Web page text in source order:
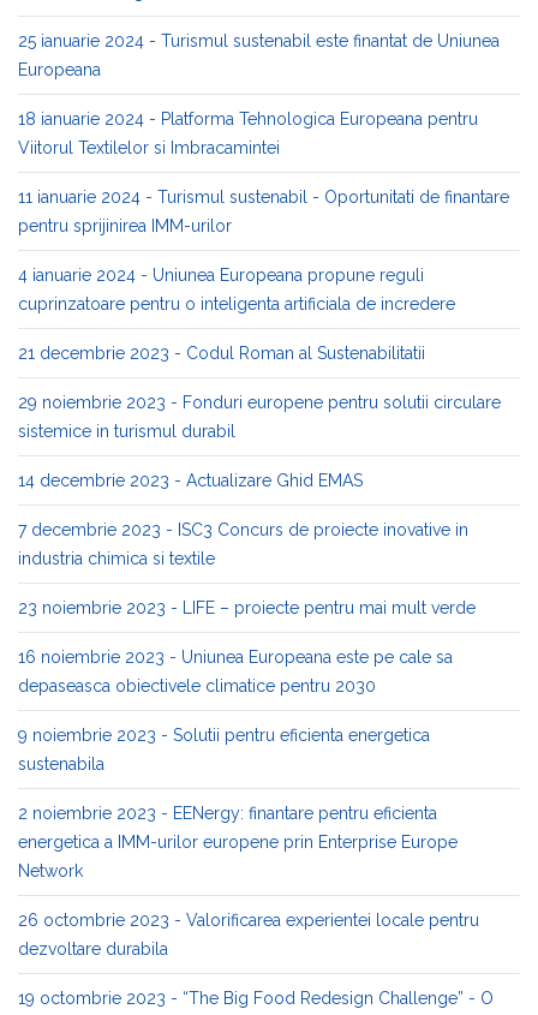
25 ianuarie 2024 - Turismul sustenabil este finantat de Uniunea
Europeana
18 ianuarie 2024 - Platforma Tehnologica Europeana pentru
Viitorul Textilelor si Imbracamintei
11 ianuarie 2024 - Turismul sustenabil - Oportunitati de finantare
pentru sprijinirea IMM-urilor
4 ianuarie 2024 - Uniunea Europeana propune reguli
cuprinzatoare pentru o inteligenta artificiala de incredere
21 decembrie 2023 - Codul Roman al Sustenabilitatii
29 noiembrie 2023 - Fonduri europene pentru solutii circulare
sistemice in turismul durabil
14 decembrie 2023 - Actualizare Ghid EMAS
7 decembrie 2023 - ISC3 Concurs de proiecte inovative in
industria chimica si textile
23 noiembrie 2023 - LIFE – proiecte pentru mai mult verde
16 noiembrie 2023 - Uniunea Europeana este pe cale sa
depaseasca obiectivele climatice pentru 2030
9 noiembrie 2023 - Solutii pentru eficienta energetica
sustenabila
2 noiembrie 2023 - EENergy: finantare pentru eficienta
energetica a IMM-urilor europene prin Enterprise Europe
Network
26 octombrie 2023 - Valorificarea experientei locale pentru
dezvoltare durabila
19 octombrie 2023 - “The Big Food Redesign Challenge” - O